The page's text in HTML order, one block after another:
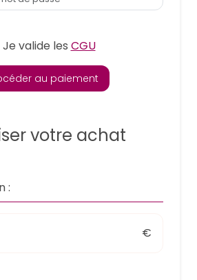
Je valide les CGU
au paiement
votre achat
:
€